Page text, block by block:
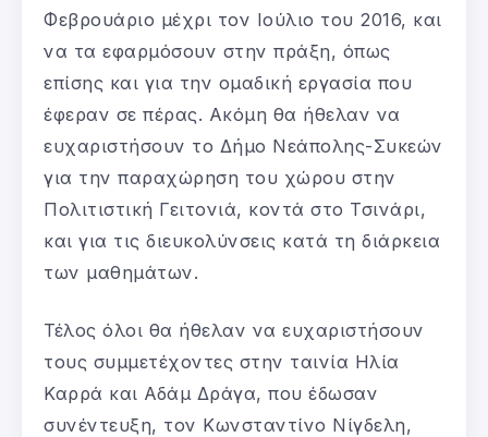
Φεβρουάριο μέχρι τον Ιούλιο του 2016, και
να τα εφαρμόσουν στην πράξη, όπως
επίσης και για την ομαδική εργασία που
έφεραν σε πέρας. Ακόμη θα ήθελαν να
ευχαριστήσουν το Δήμο Νεάπολης-Συκεών
για την παραχώρηση του χώρου στην
Πολιτιστική Γειτονιά, κοντά στο Τσινάρι,
και για τις διευκολύνσεις κατά τη διάρκεια
των μαθημάτων.
Τέλος όλοι θα ήθελαν να ευχαριστήσουν
τους συμμετέχοντες στην ταινία Ηλία
Καρρά και Αδάμ Δράγα, που έδωσαν
συνέντευξη, τον Κωνσταντίνο Νίγδελη,